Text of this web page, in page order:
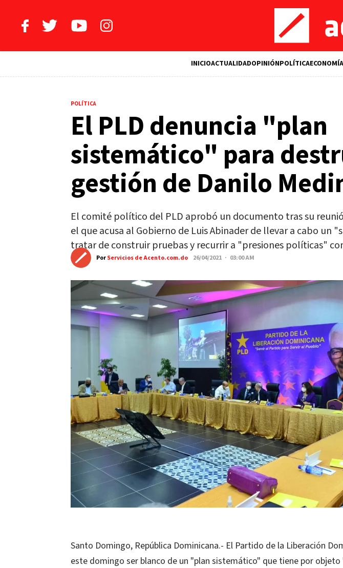
INICIOACTUALIDADOPINIÓNPOLÍTICAECONOMÍA
POLÍTICA
El PLD denuncia "plan
sistemático" para
gestión de Danilo
El comité político del PLD aprobó un documento tras su
el que acusa al Gobierno de Luis Abinader de llevar a cabo un
tratar de construir pruebas y recurrir a "presiones políticas"
PorServicios de Acento.com.do 26/04/2021 · 03:00 AM
Santo Domingo, República Dominicana.- El Partido de la Liberación
este domingo ser blanco de un "plan sistemático" que tiene por